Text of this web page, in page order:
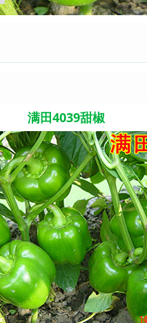
满田4039甜椒